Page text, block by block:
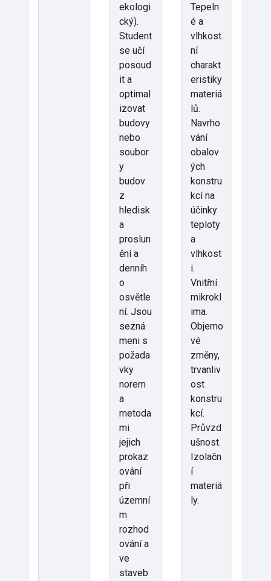
ekologi
cký).
Student
se učí
posoud
it a
optimal
izovat
budovy
nebo
soubor
y
budov
z
hledisk
a
proslun
ění a
denníh
o
osvětle
ní. Jsou
sezná
meni s
požada
vky
norem
a
metoda
mi
jejich
prokaz
ování
při
územní
m
rozhod
ování a
ve
staveb
Tepeln
é a
vlhkost
ní
charakt
eristiky
materiá
lů.
Navrho
vání
obalov
ých
konstru
kcí na
účinky
teploty
a
vlhkost
i.
Vnitřní
mikrokl
ima.
Objemo
vé
změny,
trvanliv
ost
konstru
kcí.
Průvzd
ušnost.
Izolačn
í
materiá
ly.